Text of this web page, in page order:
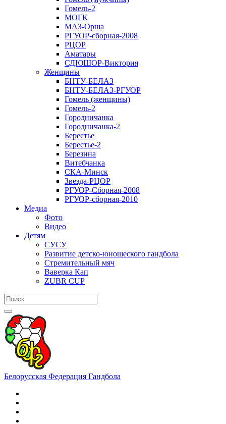
Гомель-2
МОГК
МАЗ-Орша
РГУОР-сборная-2008
РЦОР
Аматары
СДЮШОР-Виктория
Женщины
БНТУ-БЕЛАЗ
БНТУ-БЕЛАЗ-РГУОР
Гомель (женщины)
Гомель-2
Городничанка
Городничанка-2
Берестье
Берестье-2
Березина
Витебчанка
СКА-Минск
Звезда-РЦОР
РГУОР-Сборная-2008
РГУОР-сборная-2010
Медиа
Фото
Видео
Детям
СУСУ
Развитие детско-юношеского гандбола
Стремительный мяч
Ваверка Кап
ZUBR CUP
Белорусская Федерация Гандбола